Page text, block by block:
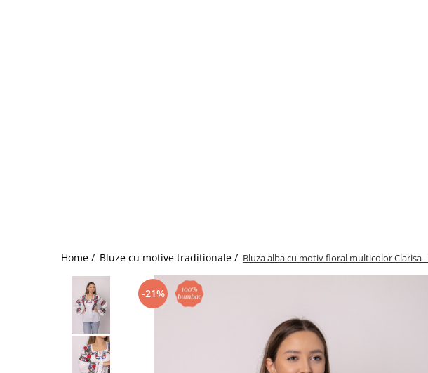
Home / Bluze cu motive traditionale / Bluza alba cu motiv floral multicolor Clarisa
-21%